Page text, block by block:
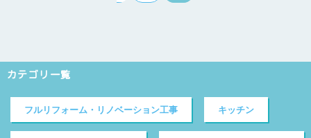
カテゴリ一覧
フルリフォーム・リノベーション工事 キッチン